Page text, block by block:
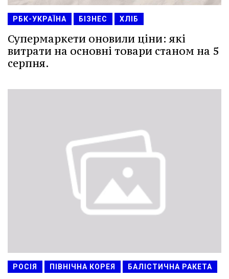
РБК-УКРАЇНА БІЗНЕС ХЛІБ
Супермаркети оновили ціни: які
витрати на основні товари станом на 5
серпня.
РОСІЯ ПІВНІЧНА КОРЕЯ БАЛІСТИЧНА РАКЕТА